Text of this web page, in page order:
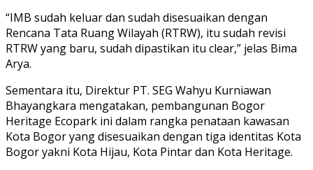
“IMB sudah keluar dan sudah disesuaikan dengan
Rencana Tata Ruang Wilayah (RTRW), itu sudah revisi
RTRW yang baru, sudah dipastikan itu clear,” jelas Bima
Arya.
Sementara itu, Direktur PT. SEG Wahyu Kurniawan
Bhayangkara mengatakan, pembangunan Bogor
Heritage Ecopark ini dalam rangka penataan kawasan
Kota Bogor yang disesuaikan dengan tiga identitas Kota
Bogor yakni Kota Hijau, Kota Pintar dan Kota Heritage.